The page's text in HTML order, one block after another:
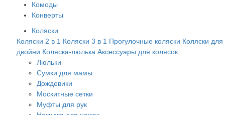
Комоды
Конверты
Коляски
Коляски 2 в 1 Коляски 3 в 1 Прогулочные коляски Коляски для
двойни Коляска-люлька Аксессуары для колясок
Люльки
Сумки для мамы
Дождевики
Москитные сетки
Муфты для рук